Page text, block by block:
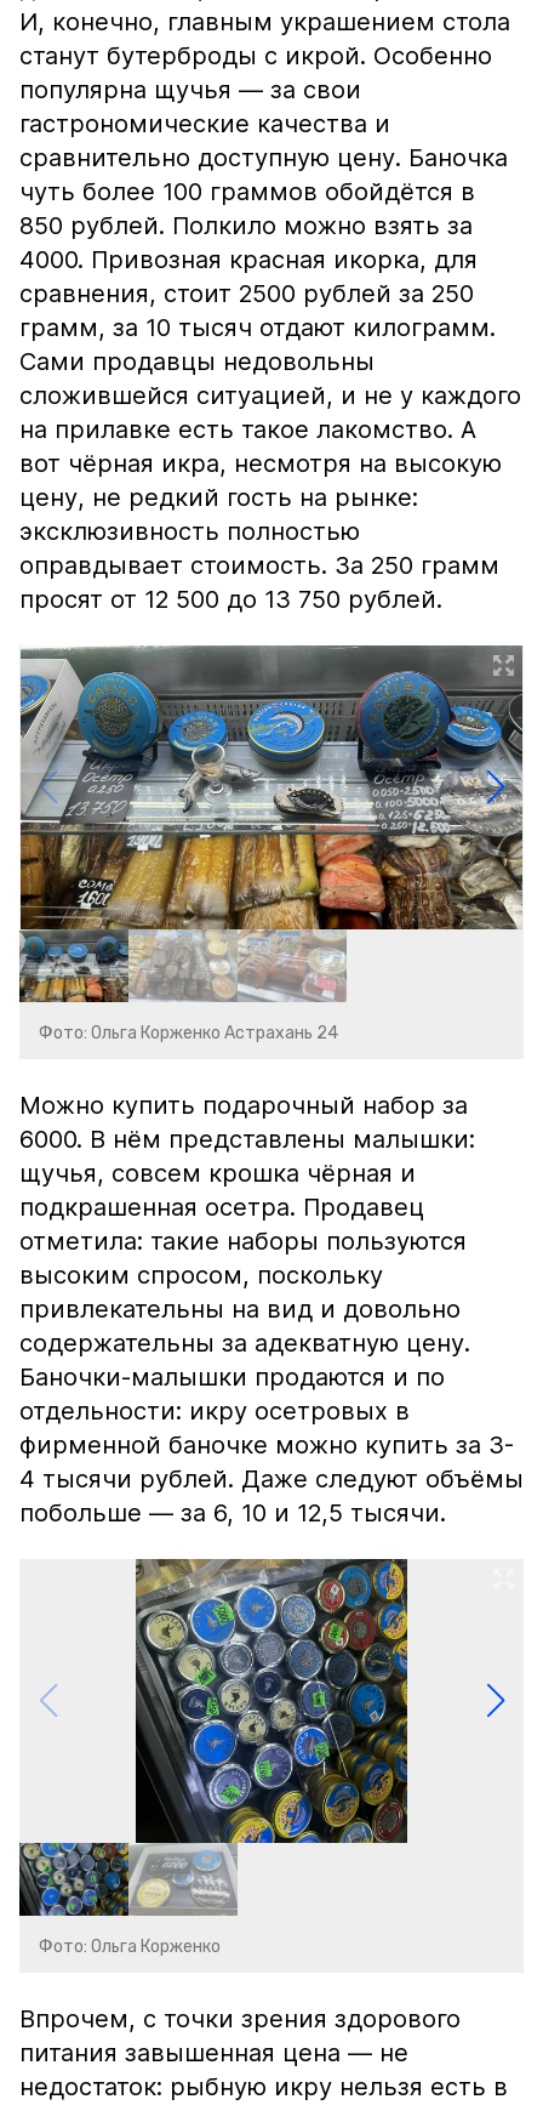
И, конечно, главным украшением стола
станут бутерброды с икрой. Особенно
популярна щучья — за свои
гастрономические качества и
сравнительно доступную цену. Баночка
чуть более 100 граммов обойдётся в
850 рублей. Полкило можно взять за
4000. Привозная красная икорка, для
сравнения, стоит 2500 рублей за 250
грамм, за 10 тысяч отдают килограмм.
Сами продавцы недовольны
сложившейся ситуацией, и не у каждого
на прилавке есть такое лакомство. А
вот чёрная икра, несмотря на высокую
цену, не редкий гость на рынке:
эксклюзивность полностью
оправдывает стоимость. За 250 грамм
просят от 12 500 до 13 750 рублей.
Фото: Ольга Корженко Астрахань 24
Можно купить подарочный набор за
6000. В нём представлены малышки:
щучья, совсем крошка чёрная и
подкрашенная осетра. Продавец
отметила: такие наборы пользуются
высоким спросом, поскольку
привлекательны на вид и довольно
содержательны за адекватную цену.
Баночки-малышки продаются и по
отдельности: икру осетровых в
фирменной баночке можно купить за 3-
4 тысячи рублей. Даже следуют объёмы
побольше — за 6, 10 и 12,5 тысячи.
Фото: Ольга Корженко
Впрочем, с точки зрения здорового
питания завышенная цена — не
недостаток: рыбную икру нельзя есть в